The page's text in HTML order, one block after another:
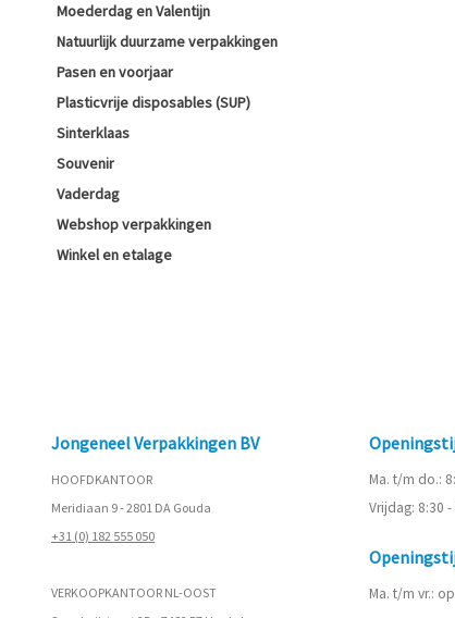
Moederdag en Valentijn
Natuurlijk duurzame verpakkingen
Pasen en voorjaar
Plasticvrije disposables (SUP)
Sinterklaas
Souvenir
Vaderdag
Webshop verpakkingen
Winkel en etalage
Jongeneel Verpakkingen BV
HOOFDKANTOOR
Meridiaan 9 - 2801 DA Gouda
+31 (0) 182 555 050
VERKOOPKANTOOR NL-OOST
Ma. t/m do.:
Vrijdag: 8:30
Ma. t/m vr.: